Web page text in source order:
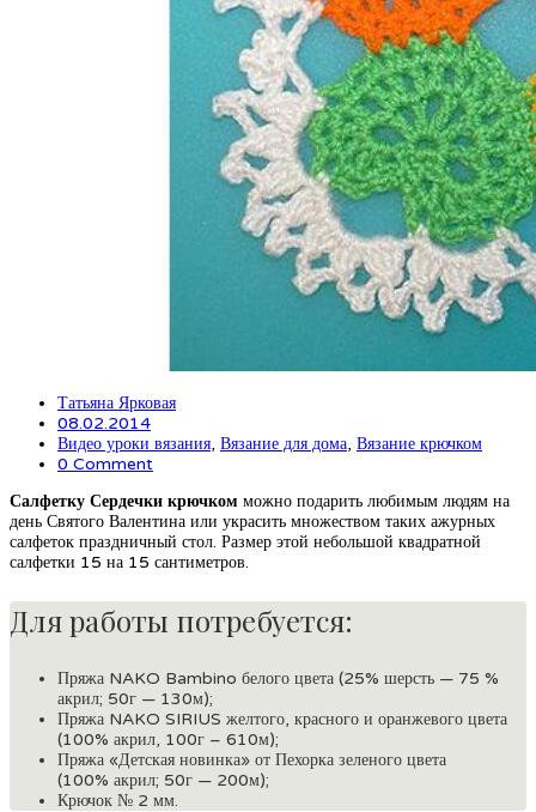
Татьяна Ярковая
08.02.2014
Видео уроки вязания, Вязание для дома, Вязание крючком
0 Comment
Салфетку Сердечки крючком можно подарить любимым людям на
день Святого Валентина или украсить множеством таких ажурных
салфеток праздничный стол. Размер этой небольшой квадратной
салфетки 15 на 15 сантиметров.
Для работы потребуется:
Пряжа NAKO Bambino белого цвета (25% шерсть — 75 %
акрил; 50г — 130м);
Пряжа NAKO SIRIUS желтого, красного и оранжевого цвета
(100% акрил, 100г – 610м);
Пряжа «Детская новинка» от Пехорка зеленого цвета
(100% акрил; 50г — 200м);
Крючок № 2 мм.